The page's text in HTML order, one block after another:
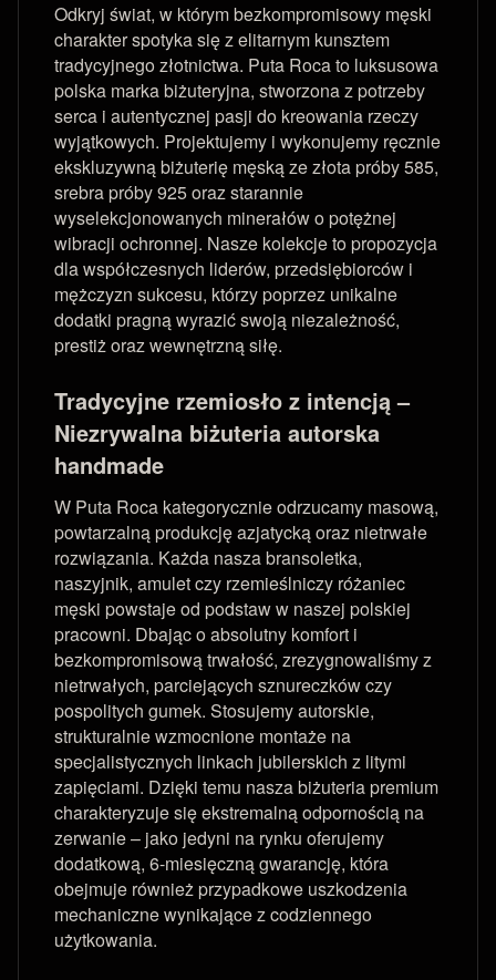
Odkryj świat, w którym bezkompromisowy męski
charakter spotyka się z elitarnym kunsztem
tradycyjnego złotnictwa. Puta Roca to luksusowa
polska marka biżuteryjna, stworzona z potrzeby
serca i autentycznej pasji do kreowania rzeczy
wyjątkowych. Projektujemy i wykonujemy ręcznie
ekskluzywną biżuterię męską ze złota próby 585,
srebra próby 925 oraz starannie
wyselekcjonowanych minerałów o potężnej
wibracji ochronnej. Nasze kolekcje to propozycja
dla współczesnych liderów, przedsiębiorców i
mężczyzn sukcesu, którzy poprzez unikalne
dodatki pragną wyrazić swoją niezależność,
prestiż oraz wewnętrzną siłę.
Tradycyjne rzemiosło z intencją –
Niezrywalna biżuteria autorska
handmade
W Puta Roca kategorycznie odrzucamy masową,
powtarzalną produkcję azjatycką oraz nietrwałe
rozwiązania. Każda nasza bransoletka,
naszyjnik, amulet czy rzemieślniczy różaniec
męski powstaje od podstaw w naszej polskiej
pracowni. Dbając o absolutny komfort i
bezkompromisową trwałość, zrezygnowaliśmy z
nietrwałych, parciejących sznureczków czy
pospolitych gumek. Stosujemy autorskie,
strukturalnie wzmocnione montaże na
specjalistycznych linkach jubilerskich z litymi
zapięciami. Dzięki temu nasza biżuteria premium
charakteryzuje się ekstremalną odpornością na
zerwanie – jako jedyni na rynku oferujemy
dodatkową, 6-miesięczną gwarancję, która
obejmuje również przypadkowe uszkodzenia
mechaniczne wynikające z codziennego
użytkowania.